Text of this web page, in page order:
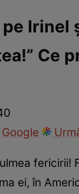
Ce
ei, în